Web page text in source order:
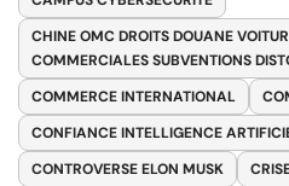
CHINE OMC DROITS DOUANE
COMMERCIALES SUBVENTIONS
COMMERCE INTERNATIONAL
CONFIANCE INTELLIGENCE
CONTROVERSE ELON MUSK